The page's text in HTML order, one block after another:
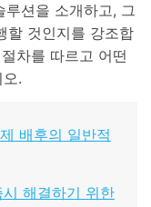
션을 소개하고, 그
할 것인지를 강조합
차를 따르고 어떤
.
배후의 일반적
해결하기 위한